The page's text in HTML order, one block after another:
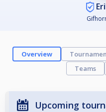
Overview
Teams
Upcoming